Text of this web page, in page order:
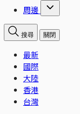
周邊
搜尋 關閉
最新
國際
大陸
香港
台灣